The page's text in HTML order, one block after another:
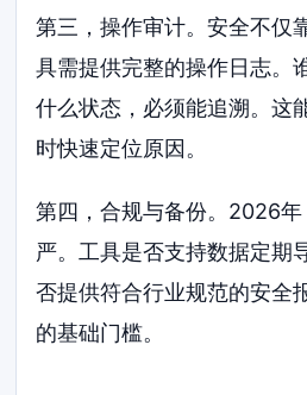
第三，操作审计。安全不仅
具需提供完整的操作日志。
什么状态，必须能追溯。这
时快速定位原因。
第四，合规与备份。2026
严。工具是否支持数据定期
否提供符合行业规范的安全
的基础门槛。